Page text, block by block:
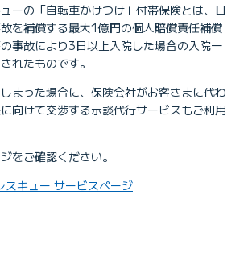
ーの「自転車かけつけ」付帯保険とは、日
を補償する最大1億円の個人賠償責任補償
事故により3日以上入院した場合の入院一
れたものです。
まった場合に、保険会社がお客さまに代わ
向けて交渉する示談代行サービスもご利用
をご確認ください。
スキュー サービスページ